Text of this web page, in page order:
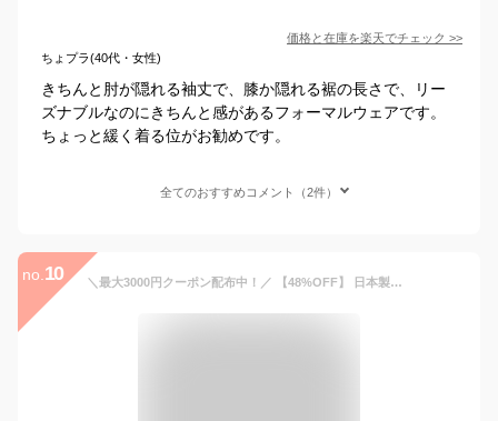
価格と在庫を楽天でチェック >>
ちょプラ(40代・女性)
きちんと肘が隠れる袖丈で、膝か隠れる裾の長さで、リー
ズナブルなのにきちんと感があるフォーマルウェアです。
ちょっと緩く着る位がお勧めです。
全てのおすすめコメント（2件）
no. 10 ＼最大3000円クーポン配布中！／ 【48%OFF】 日本製生地 喪服 レディース ロング丈 洗える ブラックフォーマル ワンピース ゆったり 体型カバー 礼服 葬式 通夜 冠婚葬祭 ロールカラー 春 夏 秋 冬 涼しい お盆 夏用にも 試着チケット対象